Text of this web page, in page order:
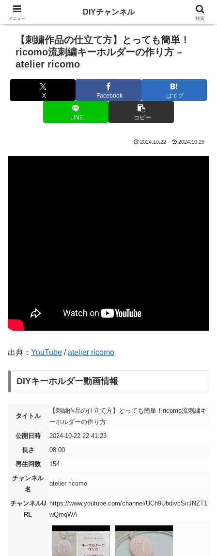
【刺繍作品の仕立て方】とっても簡単！
ricomo流刺繍キーホルダーの作り方 –
atelier ricomo
X Facebook はてブ
LINE コピー
2024.10.22 2024.10.25
出典： YouTube /atelier ricomo
DIYキーホルダー動画情報
タイトル
【刺繍作品の仕立て方】とっても簡単！ricomo流刺繍キ
ーホルダーの作り方
公開日時
2024-10-22 22:41:23
長さ
08:00
再生回数
154
チャンネル
名
atelier ricomo
チャンネルU
RL
https://www.youtube.com/channel/UCh9UbdivcSirJNZT1
wQmqWA
メニュー
DIYチャンネル
検索